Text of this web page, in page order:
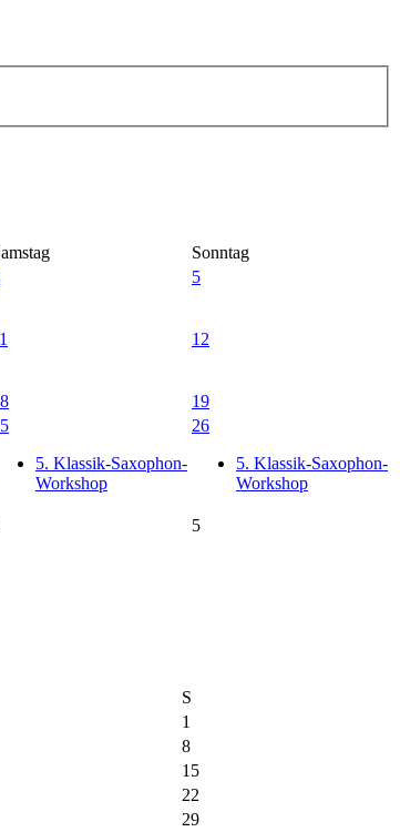
Sonntag
5
12
19
5. Klassik-Saxophon-
Workshop
26
5. Klassik-Saxophon-
Workshop
5
S
1
8
15
22
29